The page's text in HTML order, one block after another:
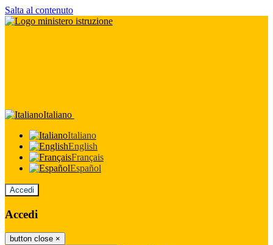
Salta al contenuto
Italiano
Italiano
English
Français
Español
Accedi
Accedi
button close ×